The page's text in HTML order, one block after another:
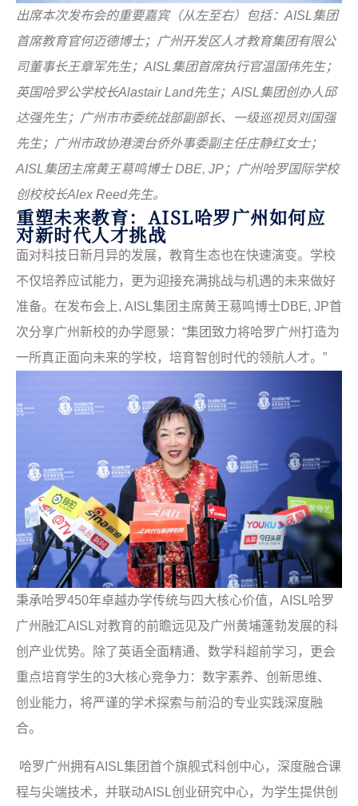
出席本次发布会的重要嘉宾（从左至右）包括： AISL集团
首席教育官何迈德博士；广州开发区人才教育集团有限公
司董事长王章军先生； AISL集团首席执行官温国伟先生；
英国哈罗公学校长Alastair Land先生； AISL集团创办人邱
达强先生；广州市市委统战部副部长、一级巡视员刘国强
先生；广州市政协港澳台侨外事委副主任庄静红女士；
AISL集团主席黄王䓪鸣博士DBE, JP；广州哈罗国际学校
创校校长Alex Reed先生。
重塑未来教育：AISL哈罗广州如何应
对新时代人才挑战
面对科技日新月异的发展，教育生态也在快速演变。学校
不仅培养应试能力，更为迎接充满挑战与机遇的未来做好
准备。在发布会上, AISL集团主席黄王䓪鸣博士DBE, JP首
次分享广州新校的办学愿景：“集团致力将哈罗广州打造为
一所真正面向未来的学校，培育智创时代的领航人才。”
秉承哈罗450年卓越办学传统与四大核心价值， AISL哈罗
广州融汇AISL对教育的前瞻远见及广州黄埔蓬勃发展的科
创产业优势。除了英语全面精通、数学科超前学习，更会
重点培育学生的3大核心竞争力：数字素养、创新思维、
创业能力，将严谨的学术探索与前沿的专业实践深度融
合。
哈罗广州拥有AISL集团首个旗舰式科创中心，深度融合课
程与尖端技术，并联动AISL创业研究中心，为学生提供创